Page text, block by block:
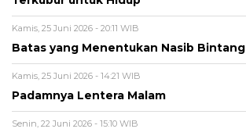
Kamis, 25 Juni 2026 - 20:11 WIB
Batas yang Menentukan Nasib Bintang
Kamis, 25 Juni 2026 - 14:21 WIB
Padamnya Lentera Malam
Senin, 22 Juni 2026 - 15:10 WIB